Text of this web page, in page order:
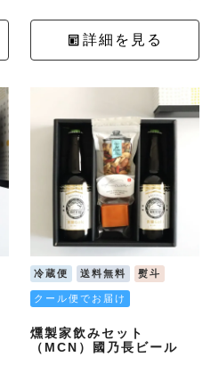
詳細を見る
冷蔵便 送料無料 熨斗
クール便でお届け
燻製家飲みセット
（MCN）國乃長ビール